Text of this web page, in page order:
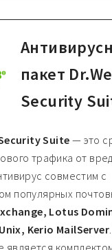
пакет
Security
Suite — это
трафика от
совместим с
популярных
Lotus
Kerio MailServer